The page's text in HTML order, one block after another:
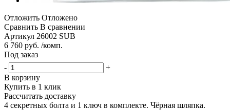
Отложить Отложено
Сравнить В сравнении
Артикул 26002 SUB
6 760 руб. /комп.
Под заказ
-
+
В корзину
Купить в 1 клик
Рассчитать доставку
4 секретных болта и 1 ключ в комплекте. Чёрная шляпка.